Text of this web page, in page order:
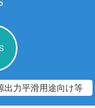
出力平滑用途向け等